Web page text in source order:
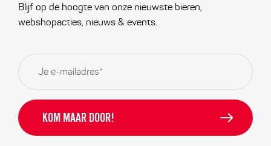
Blijf op de hoogte van onze nieuwste bieren,
webshopacties, nieuws & events.
E-
mailadres *